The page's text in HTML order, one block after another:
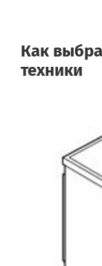
Как
техники